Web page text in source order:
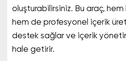
oluşturabilirsiniz. Bu araç, hem
hem de profesyonel içerik
destek sağlar ve içerik
hale getirir.